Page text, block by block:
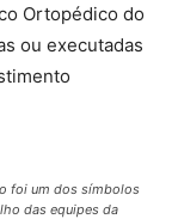
Ortopédico do
ou executadas
foi um dos símbolos
das equipes da